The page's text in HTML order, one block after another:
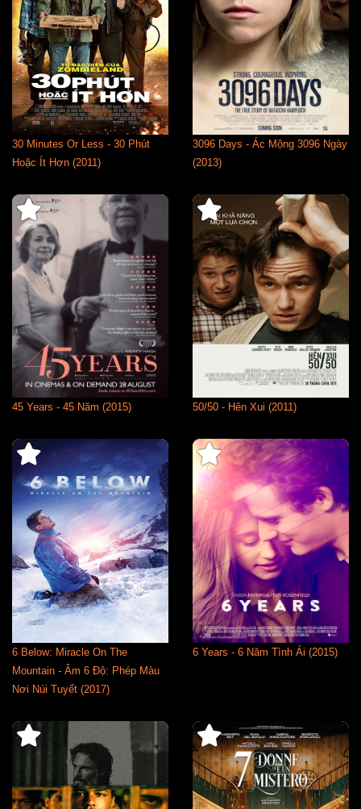
30 Minutes Or Less - 30 Phút
Hoặc Ít Hơn (2011)
3096 Days - Ác Mộng 3096 Ngày
(2013)
45 Years - 45 Năm (2015) 50/50 - Hên Xui (2011)
6 Below: Miracle On The
Mountain - Âm 6 Độ: Phép Màu
Nơi Núi Tuyết (2017)
6 Years - 6 Năm Tình Ái (2015)